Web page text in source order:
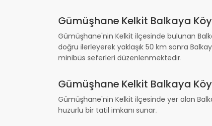
Gümüşhane Kelkit Balkaya
Gümüşhane'nin Kelkit ilçesinde bulunan
doğru ilerleyerek yaklaşık 50 km sonra
minibüs seferleri düzenlenmektedir.
Gümüşhane Kelkit Balkaya
Gümüşhane'nin Kelkit ilçesinde yer alan
huzurlu bir tatil imkanı sunar.